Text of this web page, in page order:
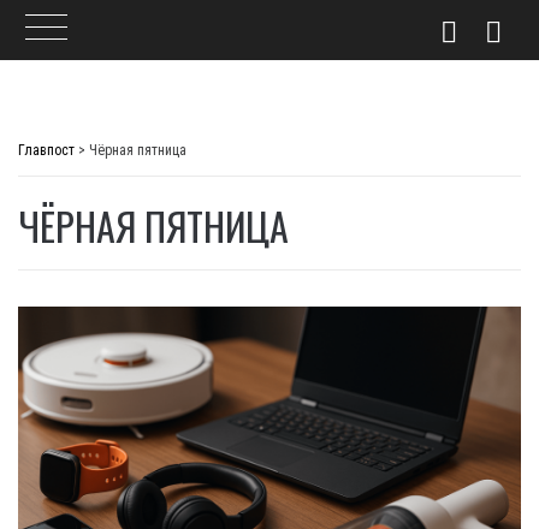
Главпост > Чёрная пятница
ЧЁРНАЯ ПЯТНИЦА